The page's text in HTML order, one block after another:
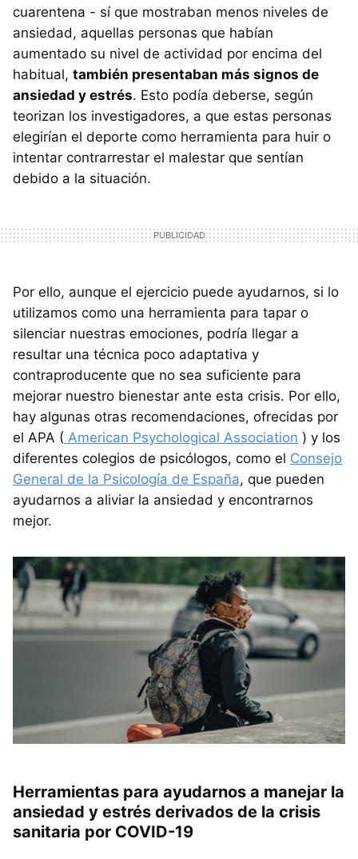
cuarentena - sí que mostraban menos niveles de
ansiedad, aquellas personas que habían
aumentado su nivel de actividad por encima del
habitual, también presentaban más signos de
ansiedad y estrés. Esto podía deberse, según
teorizan los investigadores, a que estas personas
elegirían el deporte como herramienta para huir o
intentar contrarrestar el malestar que sentían
debido a la situación.
Por ello, aunque el ejercicio puede ayudarnos, si lo
utilizamos como una herramienta para tapar o
silenciar nuestras emociones, podría llegar a
resultar una técnica poco adaptativa y
contraproducente que no sea suficiente para
mejorar nuestro bienestar ante esta crisis. Por ello,
hay algunas otras recomendaciones, ofrecidas por
el APA ( American Psychological Association ) y los
diferentes colegios de psicólogos, como el Consejo
General de la Psicología de España, que pueden
ayudarnos a aliviar la ansiedad y encontrarnos
mejor.
Herramientas para ayudarnos a manejar la
ansiedad y estrés derivados de la crisis
sanitaria por COVID-19